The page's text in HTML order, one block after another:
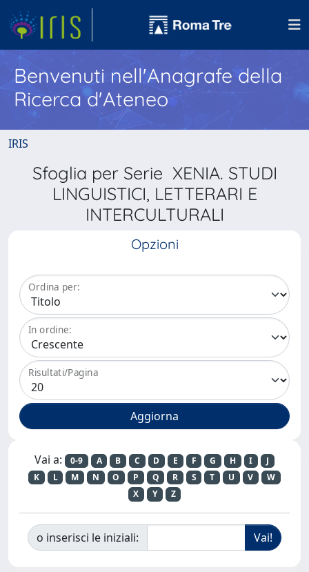
Benvenuti nell'Anagrafe della
Ricerca d'Ateneo
IRIS
Sfoglia per Serie XENIA. STUDI
LINGUISTICI, LETTERARI E
INTERCULTURALI
Opzioni
Ordina per:
In ordine:
Risultati/Pagina
Vai a: 0-9 A B C D E F G H I
J
K
L M N O P Q R S T U V
W
X
Y Z
o inserisci le iniziali: